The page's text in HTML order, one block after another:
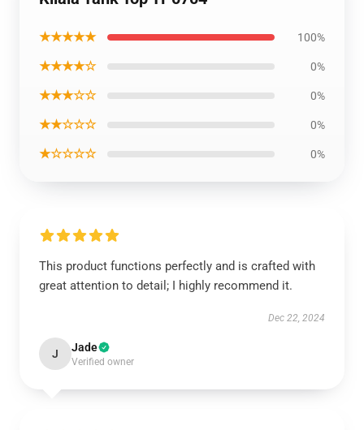
★★★★★ 100%
★★★★☆ 0%
★★★☆☆ 0%
★★☆☆☆ 0%
★☆☆☆☆ 0%
This product functions perfectly and is crafted with
great attention to detail; I highly recommend it.
Dec 22, 2024
J Jade
Verified owner